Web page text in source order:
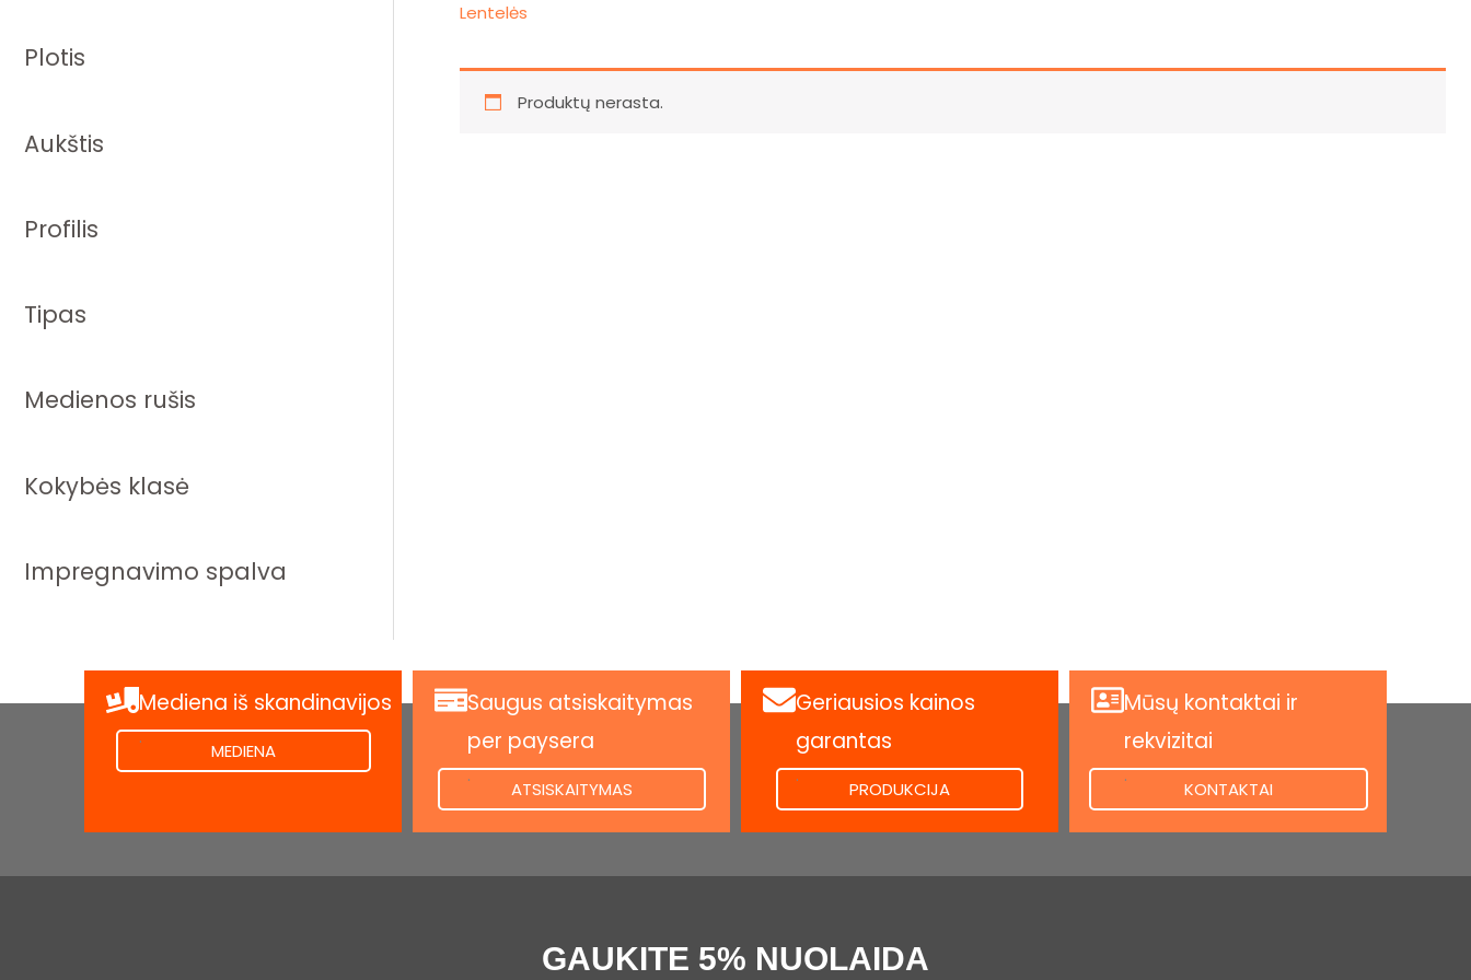
Plotis
Aukštis
Profilis
Tipas
Medienos rušis
Kokybės klasė
Impregnavimo spalva
Lentelės
Produktų nerasta.
Mediena iš skandinavijos
.
MEDIENA
Saugus atsiskaitymas
per paysera
.
ATSISKAITYMAS
Geriausios kainos
garantas
.
PRODUKCIJA
Mūsų kontaktai ir
rekvizitai
.
KONTAKTAI
GAUKITE 5% NUOLAIDA